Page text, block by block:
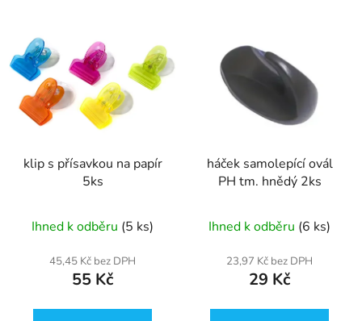
o
p
klip s přísavkou na papír
5ks
Ihned k odběru (5 ks)
45,45 Kč bez DPH
55 Kč
háček samolepící ovál
PH tm. hnědý 2ks
Ihned k odběru (6 ks)
23,97 Kč bez DPH
29 Kč